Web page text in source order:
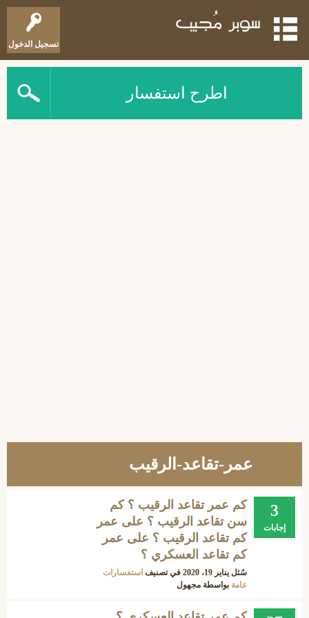
تسجيل الدخول
اطرح استفسار
عمر-تقاعد-الرقيب
3
إجابات
كم عمر تقاعد الرقيب ؟ كم
سن تقاعد الرقيب ؟ على عمر
كم تقاعد الرقيب ؟ على عمر
كم تقاعد العسكري ؟
سُئل يناير 19، 2020 في تصنيف استفسارات
عامة بواسطة مجهول